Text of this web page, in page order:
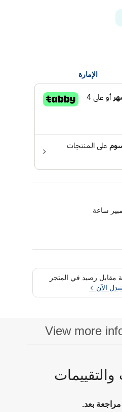
الإمارة
مقابل رصيد في المتجر
الآن
View more
والتقييمات
مراجعة بعد.